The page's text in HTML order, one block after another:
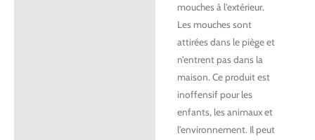
mouches à l’extérieur.
Les mouches sont
attirées dans le piège et
n’entrent pas dans la
maison. Ce produit est
inoffensif pour les
enfants, les animaux et
l’environnement. Il peut